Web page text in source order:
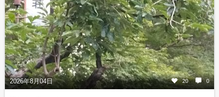
2026年8月04日 20 0